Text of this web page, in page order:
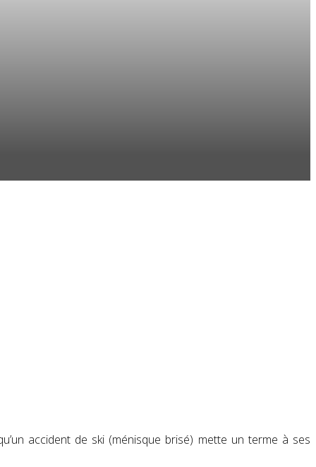
accident de ski (ménisque brisé) mette un terme à ses